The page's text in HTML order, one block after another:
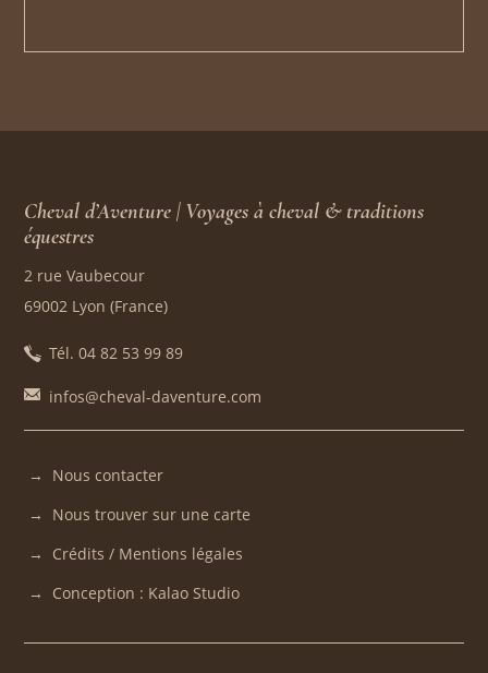
Cheval d’Aventure | Voyages à cheval & traditions
équestres
2 rue Vaubecour
69002 Lyon (France)
Tél. 04 82 53 99 89
infos@cheval-daventure.com
Nous contacter
Nous trouver sur une carte
Crédits / Mentions légales
Conception : Kalao Studio